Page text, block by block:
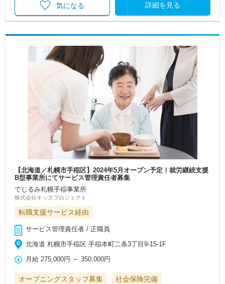
詳細を見る
気になる
【北海道／札幌市手稲区】2024年5月オープン予定！就労継続支援
B型事業所にてサービス管理責任者募集
でじるみ札幌手稲事業所
株式会社キッズプロジェクト
転職支援サービス経由
サービス管理責任者 / 正職員
北海道 札幌市手稲区 手稲本町二条3丁目9-15-1F
月給 275,000円 ～350,000円
オープニングスタッフ募集
社会保険完備